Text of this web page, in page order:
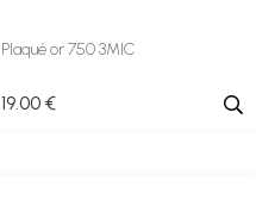
Plaqué or 750 3MIC
19.00 €